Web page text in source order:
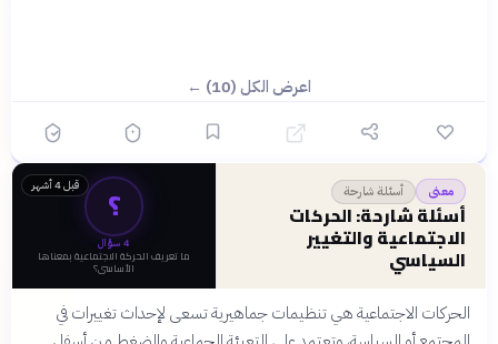
اعرض الكل (10) ←
معنى أسئلة شارحة
أسئلة شارحة: الحركات
الاجتماعية والتغيير
السياسي
قبل 4 أشهر ؟
4 سؤال
ما تعريف الحركة الاجتماعية بمعناها
الأساسي؟
الحركات الاجتماعية هي تنظيمات جماهيرية تسعى لإحداث تغييرات في